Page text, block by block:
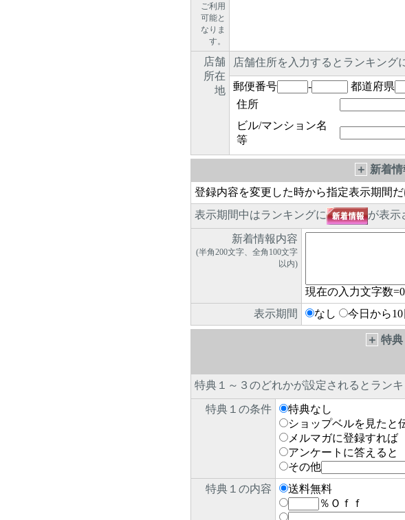
ご利用
可能と
なりま
す。
店舗
所在
地
店舗住所を入力するとランキング
郵便番号 -
都道府県
住所
ビル/マンション名
等
＋ 新着
登録内容を変更した時から指定表示期間
表示期間中はランキングに
が表示
新着情報内容
(半角200文字、全角100文字
以内)
現在の入力文字数=0
表示期間
なし 今日から10
＋ 特
特典１～３のどれかが設定されるとランキ
特典１の条件
特典なし
ショップベルを見たと
メルマガに登録すれば
アンケートに答えると
その他
特典１の内容
送料無料
％Ｏｆｆ